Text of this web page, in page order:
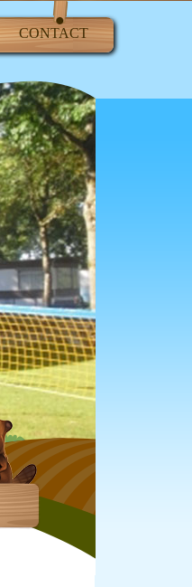
CONTACT